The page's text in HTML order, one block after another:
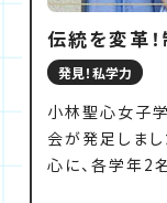
伝統を変革
発見！私学力
小林聖心女子
会が発足しま
心に、各学年2
計14名が集ま